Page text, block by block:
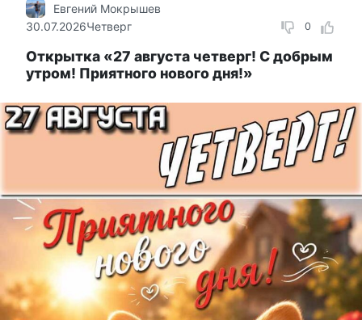
0
Евгений Мокрышев
30.07.2026Четверг
Открытка «27 августа четверг! С добрым
утром! Приятного нового дня!»